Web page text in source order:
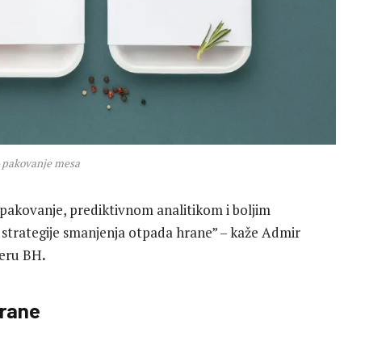
mesa
prediktivnom analitikom i boljim
smanjenja otpada hrane” – kaže Admir
BH.